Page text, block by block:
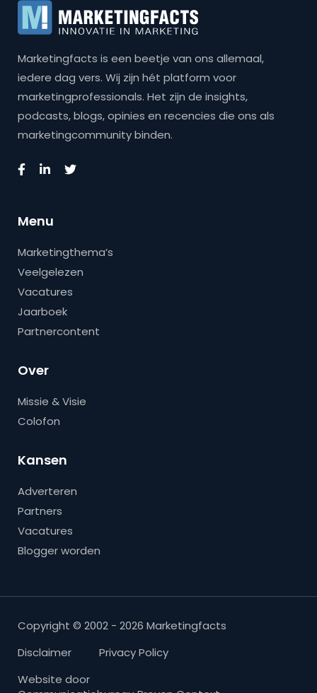
Marketingfacts is een beetje van ons allemaal,
iedere dag vers. Wij zijn hét platform voor
marketingprofessionals. Het zijn de insights,
podcasts, blogs, opinies en recencies die ons als
marketingcommunity binden.
Menu
Marketingthema’s
Veelgelezen
Vacatures
Jaarboek
Partnercontent
Over
Missie & Visie
Colofon
Kansen
Adverteren
Partners
Vacatures
Blogger worden
Copyright © 2002 - 2026 Marketingfacts
Disclaimer
Privacy Policy
Website door